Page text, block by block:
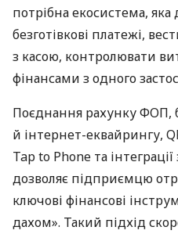
потрібна екосистема,
безготівкові платежі,
з касою, контролювати
фінансами з одного
Поєднання рахунку ФОП,
й інтернет-еквайрингу,
Tap to Phone та
дозволяє підприємцю
ключові фінансові
дахом». Такий підхід